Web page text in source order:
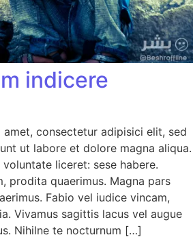
indicere
consectetur adipisici elit, sed
ut labore et dolore magna aliqua.
liceret: sese habere.
prodita quaerimus. Magna pars
Fabio vel iudice vincam,
Vivamus sagittis lacus vel augue
Nihilne te nocturnum […]